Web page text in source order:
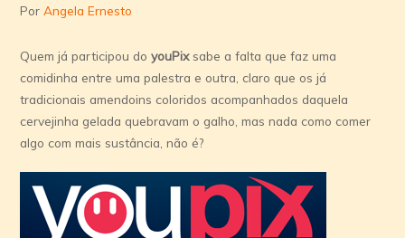
PorAngela Ernesto
Quem já participou doyouPixsabe a falta que faz uma
comidinha entre uma palestra e outra, claro que os já
tradicionais amendoins coloridos acompanhados daquela
cervejinha gelada quebravam o galho, mas nada como comer
algo com mais sustância, não é?